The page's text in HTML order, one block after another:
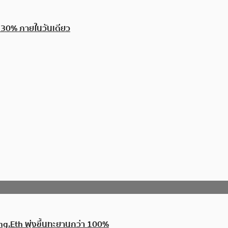
ภายในวันเดียว
พุ่งขึ้นทะยานกว่า 100%